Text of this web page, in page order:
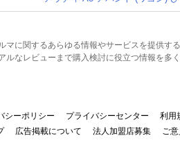
に関するあらゆる情報やサービスを提供する
なレビューまで購入検討に役立つ情報を多く
シーポリシー プライバシーセンター 利用
広告掲載について 法人加盟店募集
ご